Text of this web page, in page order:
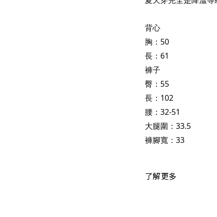
背心
胸：50
長：61
褲子
臀：55
長：102
腰：32-51
大腿圍：33.5
褲腳寬：33
了解更多